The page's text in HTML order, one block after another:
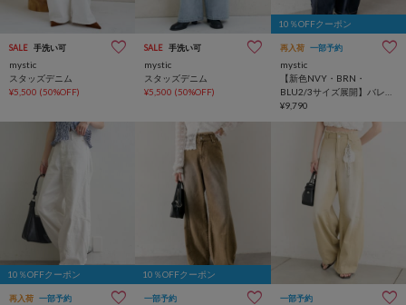
SALE 手洗い可
mystic
スタッズデニム
¥5,500 (50%OFF)
SALE 手洗い可
mystic
スタッズデニム
¥5,500 (50%OFF)
10％OFFクーポン
再入荷 一部予約
mystic
【新色NVY・BRN・
BLU2/3サイズ展開】バレル
BIGデニム
¥9,790
10％OFFクーポン
再入荷 一部予約
10％OFFクーポン
一部予約 一部予約